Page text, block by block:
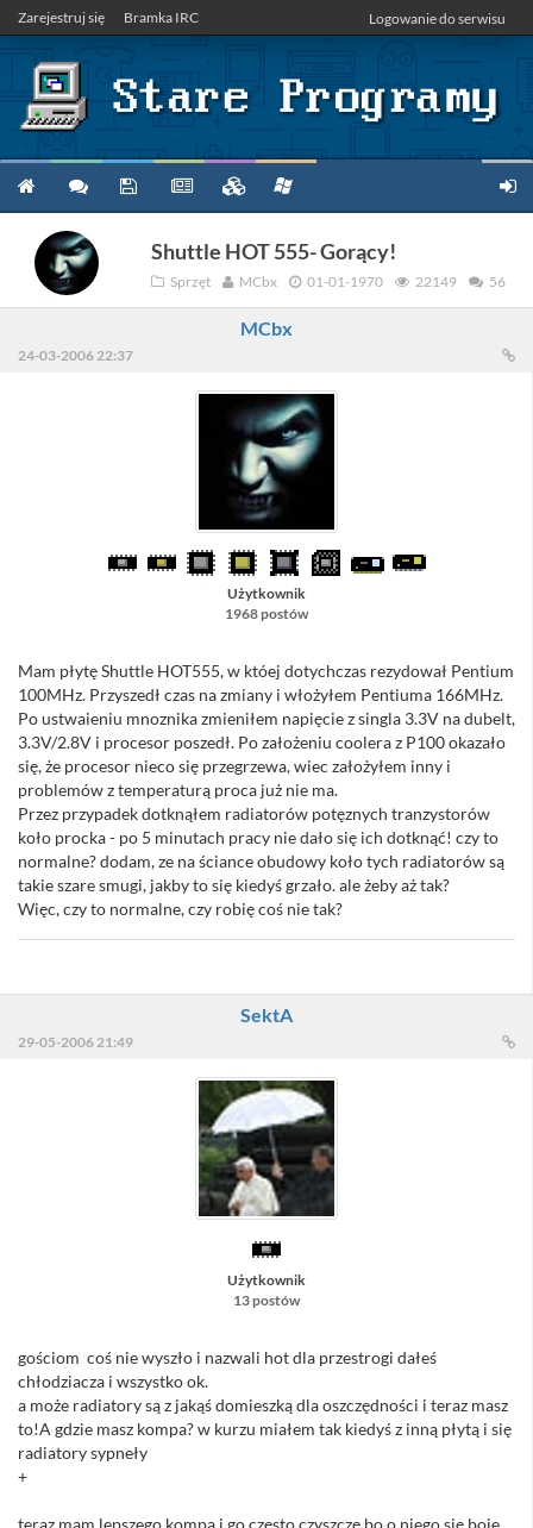
Zarejestruj się Bramka IRC Logowanie do serwisu
Shuttle HOT 555- Gorący!
Sprzęt MCbx 01-01-1970 22149 56
MCbx
24-03-2006 22:37
Użytkownik
1968 postów
Mam płytę Shuttle HOT555, w któej dotychczas rezydował Pentium
100MHz. Przyszedł czas na zmiany i włożyłem Pentiuma 166MHz.
Po ustwaieniu mnoznika zmieniłem napięcie z singla 3.3V na dubelt,
3.3V/2.8V i procesor poszedł. Po założeniu coolera z P100 okazało
się, że procesor nieco się przegrzewa, wiec założyłem inny i
problemów z temperaturą proca już nie ma.
Przez przypadek dotknąłem radiatorów potęznych tranzystorów
koło procka - po 5 minutach pracy nie dało się ich dotknąć! czy to
normalne? dodam, ze na ściance obudowy koło tych radiatorów są
takie szare smugi, jakby to się kiedyś grzało. ale żeby aż tak?
Więc, czy to normalne, czy robię coś nie tak?
SektA
29-05-2006 21:49
Użytkownik
13 postów
gościom coś nie wyszło i nazwali hot dla przestrogi dałeś
chłodziacza i wszystko ok.
a może radiatory są z jakąś domieszką dla oszczędności i teraz masz
to!A gdzie masz kompa? w kurzu miałem tak kiedyś z inną płytą i się
radiatory sypneły
+
teraz mam lepszego kompa i go często czyszczę bo o niego się boje